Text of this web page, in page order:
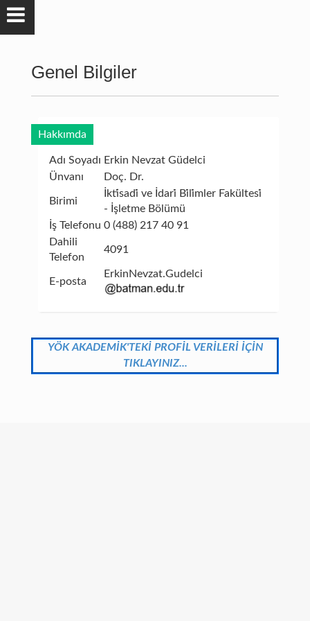
Genel Bilgiler
Hakkımda
Adı Soyadı Erkin Nevzat Güdelci
Ünvanı
Doç. Dr.
Birimi
İkti̇sadi̇ ve İdari̇ Bi̇li̇mler Fakültesi̇
- İşletme Bölümü
İş Telefonu 0 (488) 217 40 91
Dahili
Telefon
4091
E-posta
ErkinNevzat.Gudelci
YÖK AKADEMİK'TEKİ PROFİL VERİLERİ İÇİN
TIKLAYINIZ...